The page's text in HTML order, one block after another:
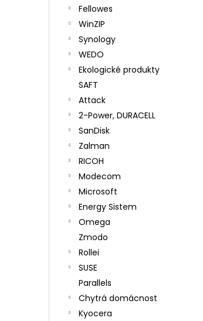
Fellowes
WinZIP
Synology
WEDO
Ekologické produkty
SAFT
Attack
2-Power, DURACELL
SanDisk
Zalman
RICOH
Modecom
Microsoft
Energy Sistem
Omega
Zmodo
Rollei
SUSE
Parallels
Chytrá domácnost
Kyocera